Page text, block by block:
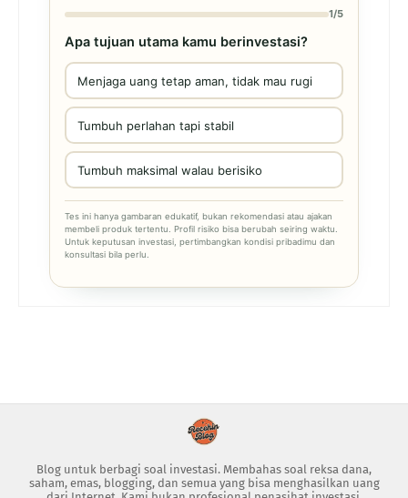
1/5
Apa tujuan utama kamu berinvestasi?
Menjaga uang tetap aman, tidak mau rugi
Tumbuh perlahan tapi stabil
Tumbuh maksimal walau berisiko
Tes ini hanya gambaran edukatif, bukan rekomendasi atau ajakan
membeli produk tertentu. Profil risiko bisa berubah seiring waktu.
Untuk keputusan investasi, pertimbangkan kondisi pribadimu dan
konsultasi bila perlu.
Blog untuk berbagi soal investasi. Membahas soal reksa dana,
saham, emas, blogging, dan semua yang bisa menghasilkan uang